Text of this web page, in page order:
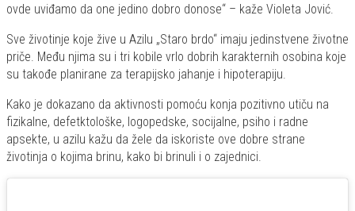
ovde uviđamo da one jedino dobro donose“ – kaže Violeta Jović.
Sve životinje koje žive u Azilu „Staro brdo“ imaju jedinstvene životne
priče. Među njima su i tri kobile vrlo dobrih karakternih osobina koje
su takođe planirane za terapijsko jahanje i hipoterapiju.
Kako je dokazano da aktivnosti pomoću konja pozitivno utiču na
fizikalne, defetktološke, logopedske, socijalne, psiho i radne
apsekte, u azilu kažu da žele da iskoriste ove dobre strane
životinja o kojima brinu, kako bi brinuli i o zajednici.